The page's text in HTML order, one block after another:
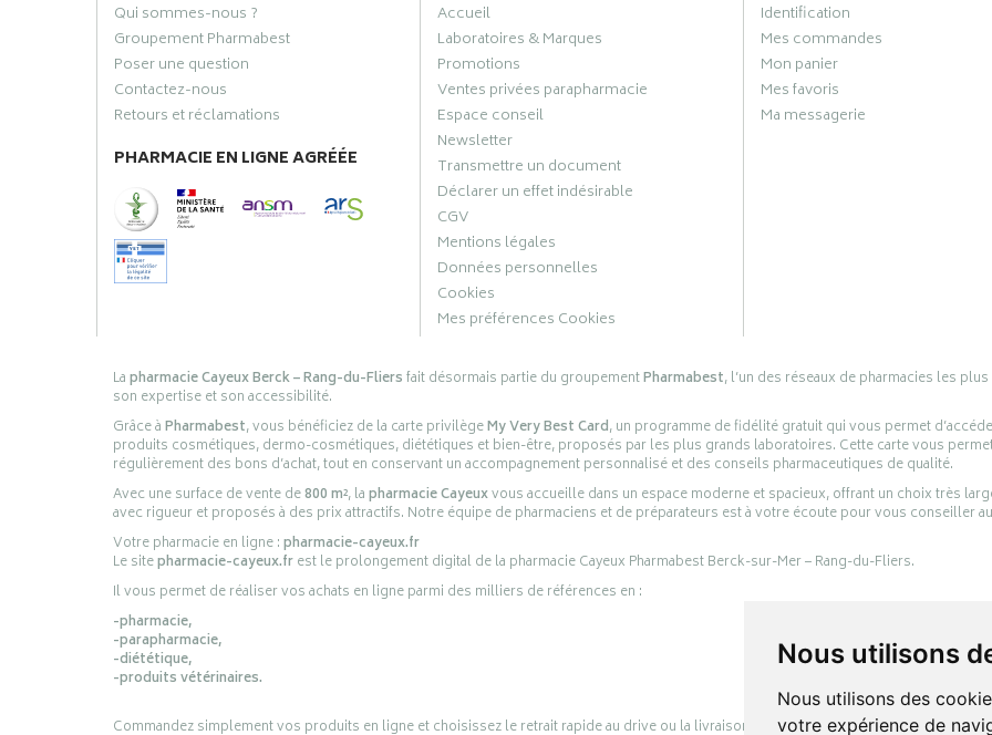
Nous utilisons
Nous utilisons des
votre expérience de
Qui sommes-nous ?
Groupement Pharmabest
Poser une question
Contactez-nous
Retours et réclamations
PHARMACIE EN LIGNE AGRÉÉE
Accueil
Laboratoires & Marques
Promotions
Ventes privées parapharmacie
Espace conseil
Newsletter
Transmettre un document
Déclarer un effet indésirable
CGV
Mentions légales
Données personnelles
Cookies
Mes préférences Cookies
Identification
Mes commandes
Mon panier
Mes favoris
Ma messagerie
Lapharmacie Cayeux Berck – Rang-du-Fliersfait désormais partie du groupementPharmabest, l’un des réseaux de pharmacies les
son expertise et son accessibilité.
Grâce àPharmabest, vous bénéficiez de la carte privilègeMy Very Best Card, un programme de fidélité gratuit qui vous permet
produits cosmétiques, dermo-cosmétiques, diététiques et bien-être, proposés par les plus grands laboratoires. Cette carte vous
régulièrement des bons d’achat, tout en conservant un accompagnement personnalisé et des conseils pharmaceutiques de qualité.
Avec une surface de vente de800 m², lapharmacie Cayeuxvous accueille dans un espace moderne et spacieux, offrant un choix très
avec rigueur et proposés à des prix attractifs. Notre équipe de pharmaciens et de préparateurs est à votre écoute pour vous conseiller
Votre pharmacie en ligne :pharmacie-cayeux.fr
Le sitepharmacie-cayeux.frest le prolongement digital de la pharmacie Cayeux Pharmabest Berck-sur-Mer – Rang-du-Fliers.
Il vous permet de réaliser vos achats en ligne parmi des milliers de références en :
-pharmacie,
-parapharmacie,
-diététique,
-produits vétérinaires.
Commandez simplement vos produits en ligne et choisissez le retrait rapide au drive ou la livraison à domicile, en toute simplicité.